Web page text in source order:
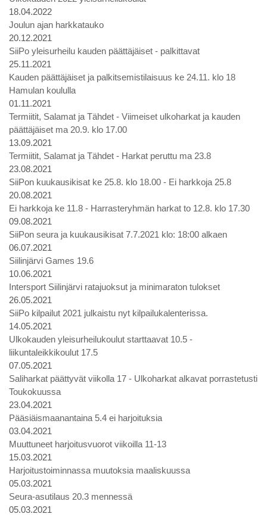
18.04.2022
Joulun ajan harkkatauko
20.12.2021
SiiPo yleisurheilu kauden päättäjäiset - palkittavat
25.11.2021
Kauden päättäjäiset ja palkitsemistilaisuus ke 24.11. klo 18
Hamulan koululla
01.11.2021
Termiitit, Salamat ja Tähdet - Viimeiset ulkoharkat ja kauden
päättäjäiset ma 20.9. klo 17.00
13.09.2021
Termiitit, Salamat ja Tähdet - Harkat peruttu ma 23.8
23.08.2021
SiiPon kuukausikisat ke 25.8. klo 18.00 - Ei harkkoja 25.8
20.08.2021
Ei harkkoja ke 11.8 - Harrasteryhmän harkat to 12.8. klo 17.30
09.08.2021
SiiPon seura ja kuukausikisat 7.7.2021 klo: 18:00 alkaen
06.07.2021
Siilinjärvi Games 19.6
10.06.2021
Intersport Siilinjärvi ratajuoksut ja minimaraton tulokset
26.05.2021
SiiPo kilpailut 2021 julkaistu nyt kilpailukalenterissa.
14.05.2021
Ulkokauden yleisurheilukoulut starttaavat 10.5 -
liikuntaleikkikoulut 17.5
07.05.2021
Saliharkat päättyvät viikolla 17 - Ulkoharkat alkavat porrastetusti
Toukokuussa
23.04.2021
Pääsiäismaanantaina 5.4 ei harjoituksia
03.04.2021
Muuttuneet harjoitusvuorot viikoilla 11-13
15.03.2021
Harjoitustoiminnassa muutoksia maaliskuussa
05.03.2021
Seura-asutilaus 20.3 mennessä
05.03.2021